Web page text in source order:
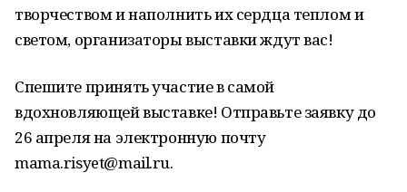
творчеством и наполнить их сердца теплом и
светом, организаторы выставки ждут вас!
Спешите принять участие в самой
вдохновляющей выставке! Отправьте заявку до
26 апреля на электронную почту
mama.risyet@mail.ru.